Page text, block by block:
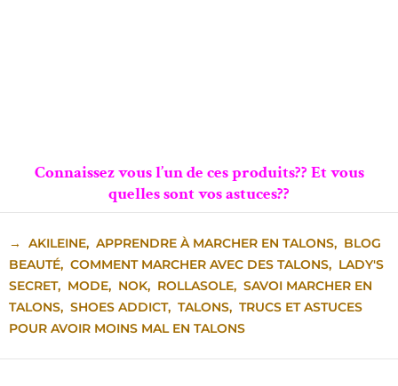
Connaissez vous l’un de ces produits?? Et vous
quelles sont vos astuces??
→ AKILEINE, APPRENDRE À MARCHER EN TALONS, BLOG
BEAUTÉ, COMMENT MARCHER AVEC DES TALONS, LADY'S
SECRET, MODE, NOK, ROLLASOLE, SAVOI MARCHER EN
TALONS, SHOES ADDICT, TALONS, TRUCS ET ASTUCES
POUR AVOIR MOINS MAL EN TALONS